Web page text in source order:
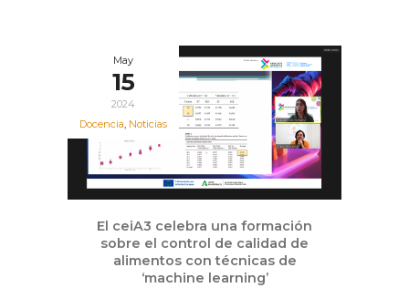
May
15
2024
Docencia, Noticias
El ceiA3 celebra una formación
sobre el control de calidad de
alimentos con técnicas de
‘machine learning’